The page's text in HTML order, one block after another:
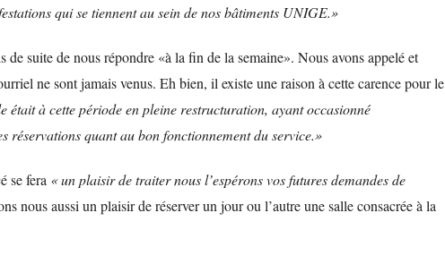
qui se tiennent au sein de nos bâtiments UNIGE.»
suite de nous répondre «à la fin de la semaine». Nous avons appelé et
ne sont jamais venus. Eh bien, il existe une raison à cette carencepour le
à cette période en pleine restructuration, ayant occasionné
réservations quant au bon fonctionnement du service.»
se fera « un plaisir de traiter nous l’espérons vos futures demandes de
nous aussi un plaisir de réserver un jour ou l’autre une salle consacrée à la